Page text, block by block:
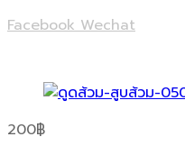
Facebook Wechat
200฿